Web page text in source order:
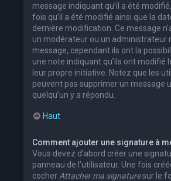
message indiquant qu’il a été
fois qu’il a été modifié ainsi que la
dernière modification. Ce message
un modérateur ou un administrateur
message, cependant ils ont la
une note indiquant qu’ils ont modifié
leur propre initiative. Notez que les
peuvent pas supprimer un message
quelqu’un y a répondu.
Haut
Comment ajouter une signature à
Vous devez d’abord créer une
panneau de l’utilisateur. Une fois
cocher Attacher ma signaturesur le